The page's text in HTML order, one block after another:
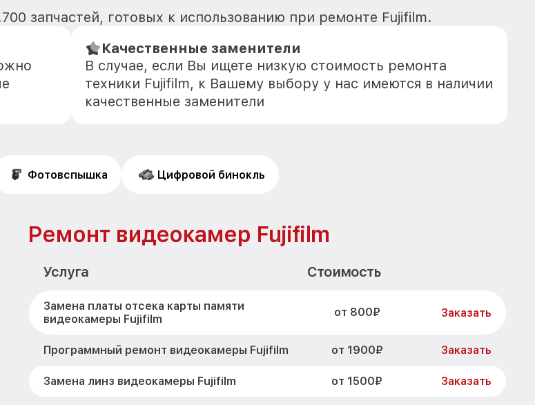
запчастей, готовых к использованию при ремонте Fujifilm.
Качественные заменители
В случае, если Вы ищете низкую стоимость ремонта
техники Fujifilm, к Вашему выбору у нас имеются в наличии
качественные заменители
Фотовспышка Цифровой бинокль
Ремонт видеокамер Fujifilm
Услуга Стоимость
Замена платы отсека карты памяти
видеокамеры Fujifilm
от 800₽ Заказать
Программный ремонт видеокамеры Fujifilm от 1900₽ Заказать
Замена линз видеокамеры Fujifilm от 1500₽ Заказать